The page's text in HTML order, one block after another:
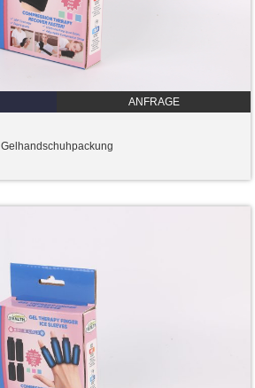
ANFRAGE
Gelhandschuhpackung